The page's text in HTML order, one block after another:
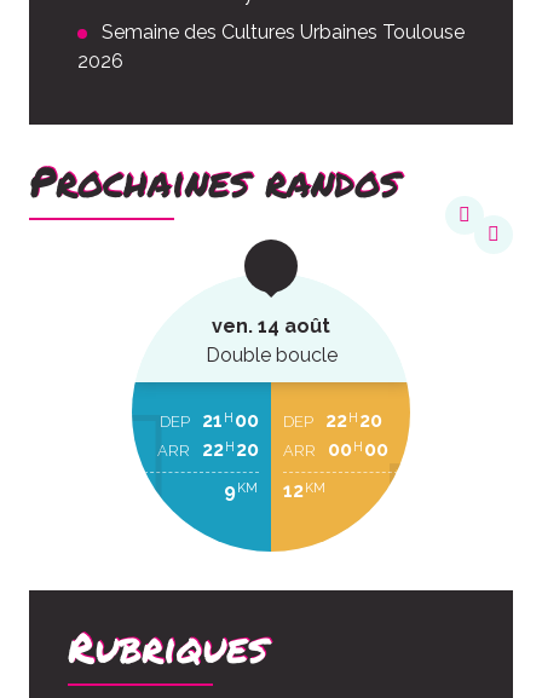
Semaine des Cultures Urbaines Toulouse
2026
Prochaines randos
ven. 14 août
Double boucle
DEP 21 H 00
ARR 22 H 20
9 KM
DEP 22 H 20
ARR 00 H 00
12 KM
Rubriques